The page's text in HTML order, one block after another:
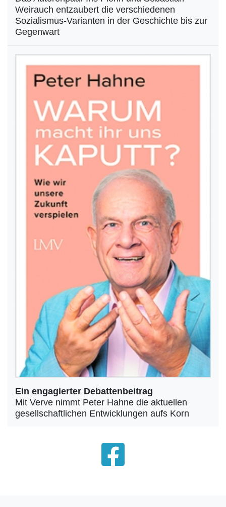
Weirauch entzaubert die verschiedenen
Sozialismus-Varianten in der Geschichte bis zur
Gegenwart
Ein engagierter Debattenbeitrag
Mit Verve nimmt Peter Hahne die aktuellen
gesellschaftlichen Entwicklungen aufs Korn